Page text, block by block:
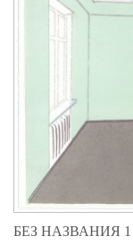
БЕЗ НАЗВАНИЯ 1